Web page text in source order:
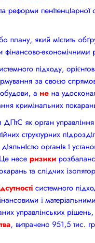
реформи
плану, який містить
фінансово-
підходу,
за своєю
а не на
кримінальних
ДПтС як орган
структурних
органів і
несе ризики
та слідчих
системного
і
управлінських
, витрачено 951,5 тис.